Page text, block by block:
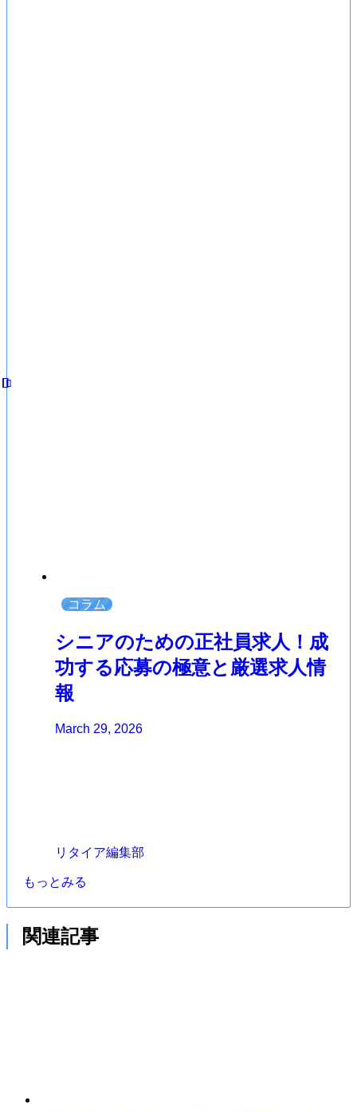
コラム
シニアのための正社員求人！成
功する応募の極意と厳選求人情
報
March 29, 2026
リタイア編集部
もっとみる
関連記事